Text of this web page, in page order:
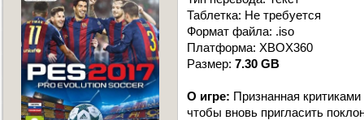
Таблетка: Не требуется
Формат файла: .iso
Платформа: XBOX360
Размер: 7.30 GB
О игре: Признанная
чтобы вновь пригласить